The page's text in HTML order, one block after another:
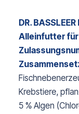
DR.
Alleinfutter
Krebstiere,
5 % Algen